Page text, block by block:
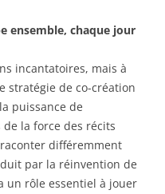
ensemble, chaque jour
incantatoires, mais à
stratégie de co-création
puissance de
de la force des récits
différemment
par la réinvention de
un rôle essentiel à jouer